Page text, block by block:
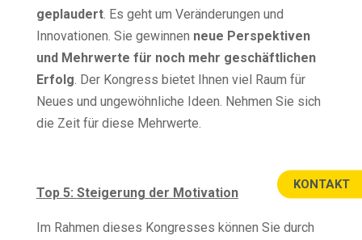
geplaudert. Es geht um Veränderungen und
Innovationen. Sie gewinnen neue Perspektiven
und Mehrwerte für noch mehr geschäftlichen
Erfolg . Der Kongress bietet Ihnen viel Raum für
Neues und ungewöhnliche Ideen. Nehmen Sie sich
die Zeit für diese Mehrwerte.
Top 5: Steigerung der Motivation
Im Rahmen dieses Kongresses können Sie durch
KONTAKT